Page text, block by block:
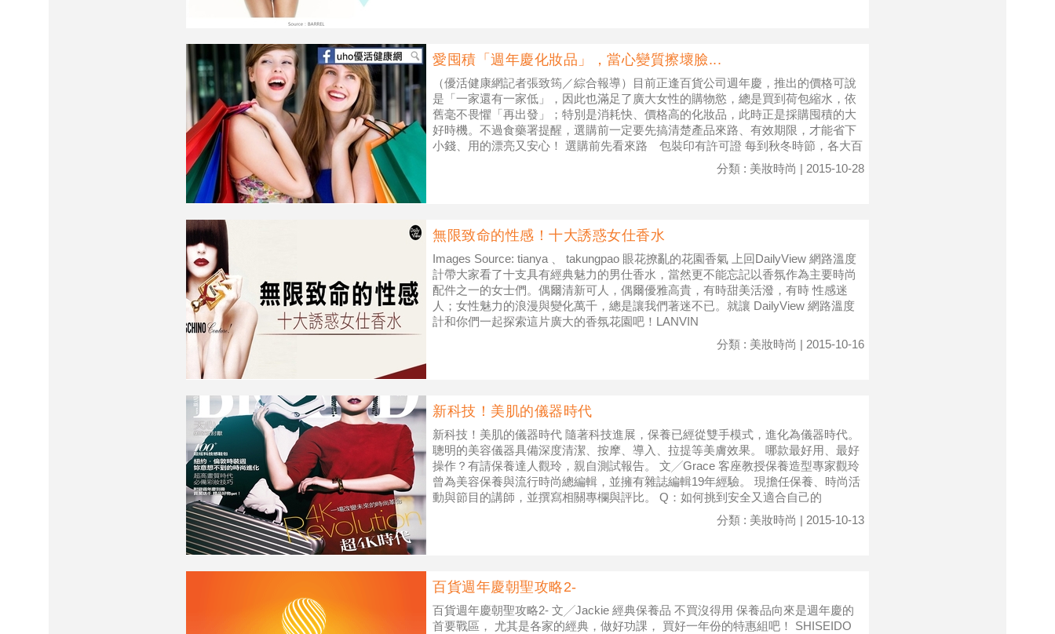
愛囤積「週年慶化妝品」，當心變質擦壞臉...
（優活健康網記者張致筠／綜合報導）目前正逢百貨公司週年慶，推出的價格可說
是「一家還有一家低」，因此也滿足了廣大女性的購物慾，總是買到荷包縮水，依
舊毫不畏懼「再出發」；特別是消耗快、價格高的化妝品，此時正是採購囤積的大
好時機。不過食藥署提醒，選購前一定要先搞清楚產品來路、有效期限，才能省下
小錢、用的漂亮又安心！ 選購前先看來路 包裝印有許可證 每到秋冬時節，各大百
分類 : 美妝時尚 | 2015-10-28
無限致命的性感！十大誘惑女仕香水
Images Source: tianya 、 takungpao 眼花撩亂的花園香氣 上回DailyView 網路溫度
計帶大家看了十支具有經典魅力的男仕香水，當然更不能忘記以香氛作為主要時尚
配件之一的女士們。偶爾清新可人，偶爾優雅高貴，有時甜美活潑，有時 性感迷
人；女性魅力的浪漫與變化萬千，總是讓我們著迷不已。就讓 DailyView 網路溫度
計和你們一起探索這片廣大的香氛花園吧！LANVIN
分類 : 美妝時尚 | 2015-10-16
新科技！美肌的儀器時代
新科技！美肌的儀器時代 隨著科技進展，保養已經從雙手模式，進化為儀器時代。
聰明的美容儀器具備深度清潔、按摩、導入、拉提等美膚效果。 哪款最好用、最好
操作？有請保養達人觀玲，親自測試報告。 文╱Grace 客座教授保養造型專家觀玲
曾為美容保養與流行時尚總編輯，並擁有雜誌編輯19年經驗。 現擔任保養、時尚活
動與節目的講師，並撰寫相關專欄與評比。 Q：如何挑到安全又適合自己的
分類 : 美妝時尚 | 2015-10-13
百貨週年慶朝聖攻略2-
百貨週年慶朝聖攻略2- 文╱Jackie 經典保養品 不買沒得用 保養品向來是週年慶的
首要戰區， 尤其是各家的經典，做好功課， 買好一年份的特惠組吧！ SHISEIDO